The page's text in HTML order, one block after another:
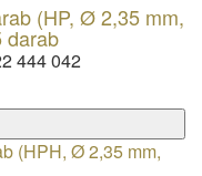
(HP, Ø 2,35 mm,
darab
444 042